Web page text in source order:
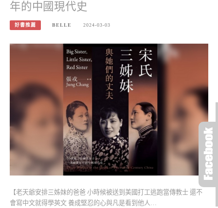
年的中國現代史
好書推薦 BELLE 2024-03-03
【老天爺安排三姊妹的爸爸 小時候被送到美國打工逃跑當傳教士 還不
會寫中文就得學英文 養成堅忍的心與凡是看到他人…